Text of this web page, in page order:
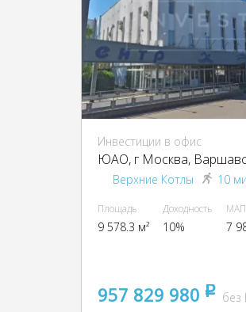
Инвестиции в офис
ЮАО, г Москва,
Верхние Котлы 10
Площадь
9 578.3 м²
Доходность
10%
МАП
7
957 829 980 pуб
без